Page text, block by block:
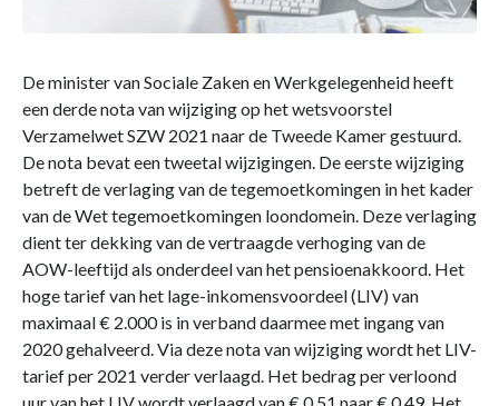
De minister van Sociale Zaken en Werkgelegenheid heeft
een derde nota van wijziging op het wetsvoorstel
Verzamelwet SZW 2021 naar de Tweede Kamer gestuurd.
De nota bevat een tweetal wijzigingen. De eerste wijziging
betreft de verlaging van de tegemoetkomingen in het kader
van de Wet tegemoetkomingen loondomein. Deze verlaging
dient ter dekking van de vertraagde verhoging van de
AOW-leeftijd als onderdeel van het pensioenakkoord. Het
hoge tarief van het lage-inkomensvoordeel (LIV) van
maximaal € 2.000 is in verband daarmee met ingang van
2020 gehalveerd. Via deze nota van wijziging wordt het LIV-
tarief per 2021 verder verlaagd. Het bedrag per verloond